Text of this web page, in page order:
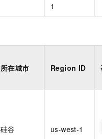
1
所在城市 Region ID 基
硅谷 us-west-1